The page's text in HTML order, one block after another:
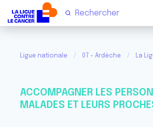
Ligue nationale 07 - Ardèche La
ACCOMPAGNER LES
MALADES ET LEURS